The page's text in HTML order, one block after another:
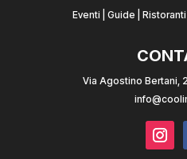
Eventi Guide Ristoranti
Via Agostino Bertani,